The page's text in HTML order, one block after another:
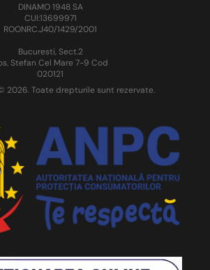
DINAMO 1948 SA
CUI:13699971
ROONRC.J40/1429/2001
Bucuresti, Sect.2
Stefan Cel Mare 7-9 Cod
020121
2026. Toate drepturile sunt rezervate.